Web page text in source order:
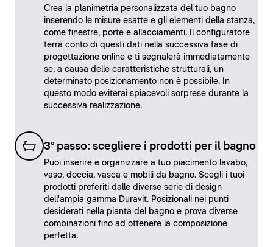
Crea la planimetria personalizzata del tuo bagno
inserendo le misure esatte e gli elementi della stanza,
come finestre, porte e allacciamenti. Il configuratore
terrà conto di questi dati nella successiva fase di
progettazione online e ti segnalerà immediatamente
se, a causa delle caratteristiche strutturali, un
determinato posizionamento non è possibile. In
questo modo eviterai spiacevoli sorprese durante la
successiva realizzazione.
3° passo: scegliere i prodotti per il bagno
Puoi inserire e organizzare a tuo piacimento lavabo,
vaso, doccia, vasca e mobili da bagno. Scegli i tuoi
prodotti preferiti dalle diverse serie di design
dell'ampia gamma Duravit. Posizionali nei punti
desiderati nella pianta del bagno e prova diverse
combinazioni fino ad ottenere la composizione
perfetta.